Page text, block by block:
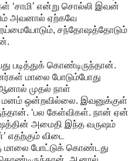
‘சாமி’ என்று சொல்லி இவன்
அவனால் ஏற்கவே
சந்தோஷத்தோடும்
படித்துக் கொண்டிருந்தான்.
மாலை போடும்போது
முதல் நாள்
ஒன்றவில்லை. இவனுக்குள்
‘பல கேள்விகள். நான் ஏன்
அமைதி இந்த வருஷம்
விடை
மாலை போட்டுக் கொண்டது